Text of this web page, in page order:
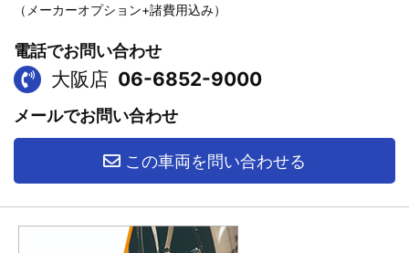
（メーカーオプション+諸費用込み）
電話でお問い合わせ
大阪店 06-6852-9000
メールでお問い合わせ
この車両を問い合わせる